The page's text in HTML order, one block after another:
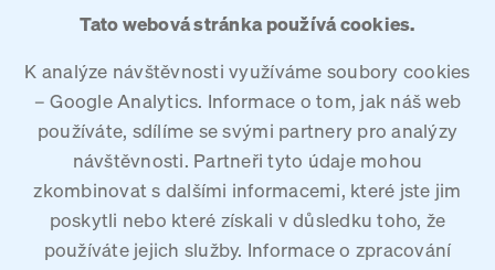
Tato webová stránka používá cookies.
K analýze návštěvnosti využíváme soubory cookies
– Google Analytics. Informace o tom, jak náš web
používáte, sdílíme se svými partnery pro analýzy
návštěvnosti. Partneři tyto údaje mohou
zkombinovat s dalšími informacemi, které jste jim
poskytli nebo které získali v důsledku toho, že
používáte jejich služby. Informace o zpracování